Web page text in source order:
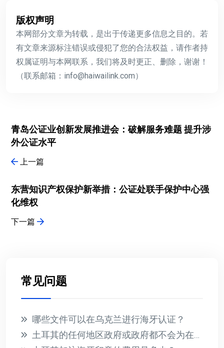
版权声明
本网部分文章为转载，是出于传递更多信息之目的。若
有文章来源标注错误或侵犯了您的合法权益，请作者持
权属证明与本网联系，我们将及时更正、删除，谢谢！
（联系邮箱：info@haiwailink.com）
青岛公证业创新发展推进会：破解服务难题 提升涉
外公证水平
上一篇
东营知识产权保护新举措：公证处联手保护中心强
化维权
下一篇
常见问题
哪些文件可以在乌克兰进行海牙认证？
土耳其的任何地区政府或政府都不会为在国外收到的文件提供海牙认证